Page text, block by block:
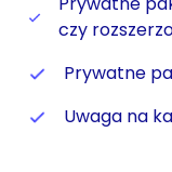
czy
Prywatne
Uwaga na